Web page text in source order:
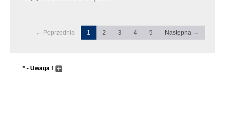
← Poprzednia 1 2 3 4 5 Następna →
* - Uwaga !